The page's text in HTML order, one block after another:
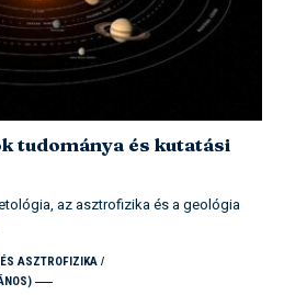
tudománya és kutatási
az asztrofizika és a geológia
ASZTROFIZIKA